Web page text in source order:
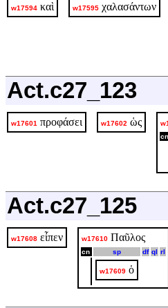
w17594 καὶ w17595 χαλασάντων
Act.c27_123
w17601 προφάσει w17602 ὡς
cn
Act.c27_125
w17608 εἶπεν w17610 Παῦλος
cn sp df ql rl
w17609 ὁ